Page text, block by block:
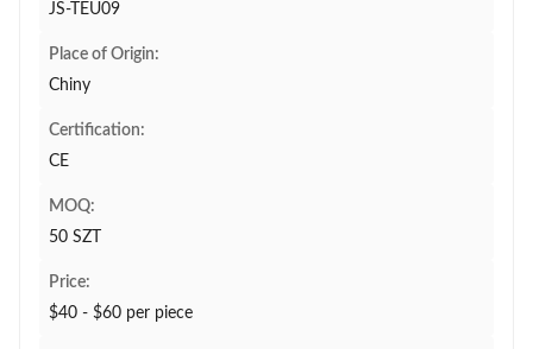
JS-TEU09
Place of Origin:
Chiny
Certification:
CE
MOQ:
50 SZT
Price:
$40 - $60 per piece